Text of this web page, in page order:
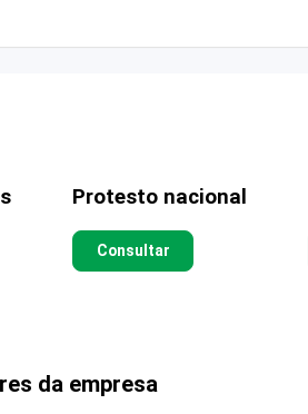
Protesto nacional
Consultar
da empresa